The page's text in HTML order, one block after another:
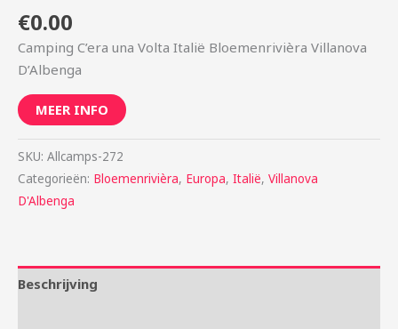
€0.00
Camping C’era una Volta Italië Bloemenrivièra Villanova
D’Albenga
MEER INFO
SKU: Allcamps-272
Categorieën: Bloemenrivièra, Europa, Italië, Villanova
D'Albenga
Beschrijving